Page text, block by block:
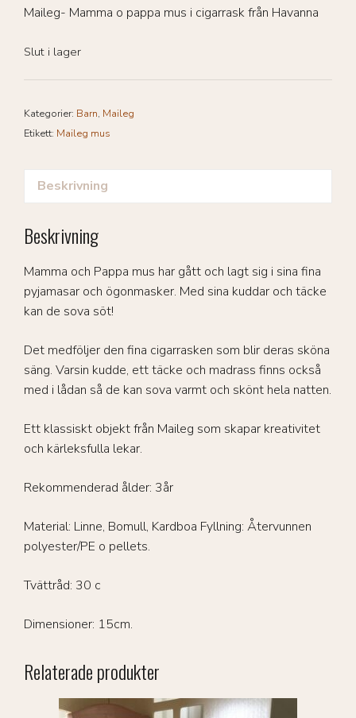
Maileg- Mamma o pappa mus i cigarrask från Havanna
Slut i lager
Kategorier: Barn, Maileg
Etikett: Maileg mus
Beskrivning
Beskrivning
Mamma och Pappa mus har gått och lagt sig i sina fina
pyjamasar och ögonmasker. Med sina kuddar och täcke
kan de sova söt!
Det medföljer den fina cigarrasken som blir deras sköna
säng. Varsin kudde, ett täcke och madrass finns också
med i lådan så de kan sova varmt och skönt hela natten.
Ett klassiskt objekt från Maileg som skapar kreativitet
och kärleksfulla lekar.
Rekommenderad ålder: 3år
Material: Linne, Bomull, Kardboa Fyllning: Återvunnen
polyester/PE o pellets.
Tvättråd: 30 c
Dimensioner: 15cm.
Relaterade produkter